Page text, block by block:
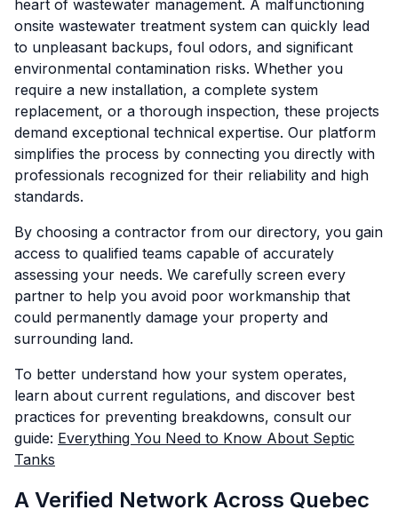
heart of wastewater management. A malfunctioning
onsite wastewater treatment system can quickly lead
to unpleasant backups, foul odors, and significant
environmental contamination risks. Whether you
require a new installation, a complete system
replacement, or a thorough inspection, these projects
demand exceptional technical expertise. Our platform
simplifies the process by connecting you directly with
professionals recognized for their reliability and high
standards.
By choosing a contractor from our directory, you gain
access to qualified teams capable of accurately
assessing your needs. We carefully screen every
partner to help you avoid poor workmanship that
could permanently damage your property and
surrounding land.
To better understand how your system operates,
learn about current regulations, and discover best
practices for preventing breakdowns, consult our
guide: Everything You Need to Know About Septic
Tanks
A Verified Network Across Quebec